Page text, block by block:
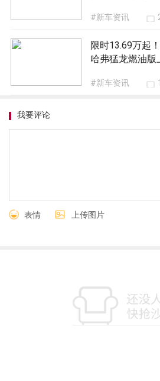
#新车资讯
限时13.69万起
哈弗猛龙燃油版
#新车资讯
我要评论
表情 上传图片